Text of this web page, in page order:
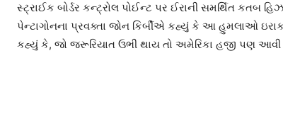
સ્ટ્રાઈક બોર્ડર કન્ટ્રોલ પોઈન્ટ પર ઈરાની સમર્થિત કતબ
પેન્ટાગોનના પ્રવક્તા જોન કિર્બીએ કહ્યું કે આ હુમલાઓ
કહ્યું કે, જો જરૂરિયાત ઉભી થાય તો અમેરિકા હજી પણ આવી